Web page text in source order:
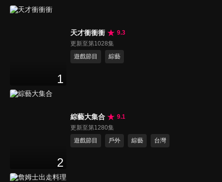
1
天才衝衝衝
9.3
更新至第1028集
遊戲節目
綜藝
2
綜藝大集合
9.1
更新至第1280集
遊戲節目
戶外 綜藝 台灣